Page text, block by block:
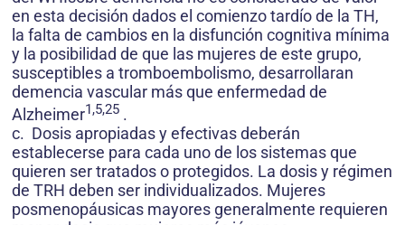
en esta decisión dados el comienzo tardío de la TH,
la falta de cambios en la disfunción cognitiva mínima
y la posibilidad de que las mujeres de este grupo,
susceptibles a tromboembolismo, desarrollaran
demencia vascular más que enfermedad de
Alzheimer1,5,25 .
c. Dosis apropiadas y efectivas deberán
establecerse para cada uno de los sistemas que
quieren ser tratados o protegidos. La dosis y régimen
de TRH deben ser individualizados. Mujeres
posmenopáusicas mayores generalmente requieren